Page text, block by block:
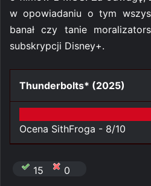
w opowiadaniu o tym
banał czy tanie
subskrypcji Disney+.
Thunderbolts* (2025)
Ocena SithFroga - 8/10
15 0